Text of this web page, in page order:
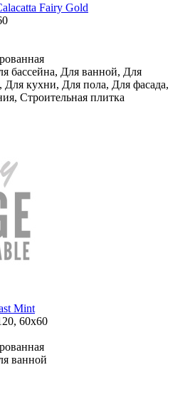
Fairy Gold
бассейна, Для ванной, Для
Для кухни, Для пола, Для фасада,
Строительная плитка
Mint
60х60
ванной